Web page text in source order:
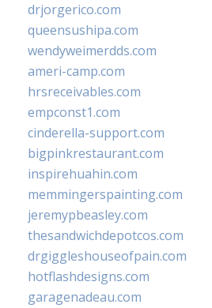
drjorgerico.com
queensushipa.com
wendyweimerdds.com
ameri-camp.com
hrsreceivables.com
empconst1.com
cinderella-support.com
bigpinkrestaurant.com
inspirehuahin.com
memmingerspainting.com
jeremypbeasley.com
thesandwichdepotcos.com
drgiggleshouseofpain.com
hotflashdesigns.com
garagenadeau.com